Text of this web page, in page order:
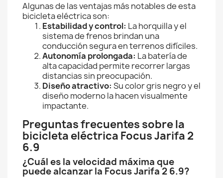
Algunas de las ventajas más notables de esta
bicicleta eléctrica son:
Estabilidad y control: La horquilla y el
sistema de frenos brindan una
conducción segura en terrenos difíciles.
Autonomía prolongada: La batería de
alta capacidad permite recorrer largas
distancias sin preocupación.
Diseño atractivo: Su color gris negro y el
diseño moderno la hacen visualmente
impactante.
Preguntas frecuentes sobre la
bicicleta eléctrica Focus Jarifa 2
6.9
¿Cuál es la velocidad máxima que
puede alcanzar la Focus Jarifa 2 6.9?